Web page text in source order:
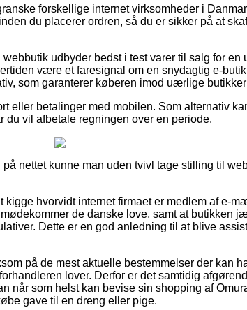
forskellige internet virksomheder i
du placerer ordren, så du er sikker på at
udbyder bedst i test varer til salg for en
være et faresignal om en snydagtig e-
som garanterer køberen imod uærlige
eller betalinger med mobilen. Som alternativ
du vil afbetale regningen over en periode.
nettet kunne man uden tvivl tage stilling til
hvorvidt internet firmaet er medlem af e-
de danske love, samt at butikken
Dette er en god anledning til at blive
på de mest aktuelle bestemmelser der kan
lover. Derfor er det samtidig
når som helst kan bevise sin shopping af
gave til en dreng eller pige.